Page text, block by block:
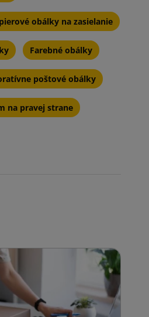
obálky na zasielanie
Farebné obálky
poštové obálky
na pravej strane